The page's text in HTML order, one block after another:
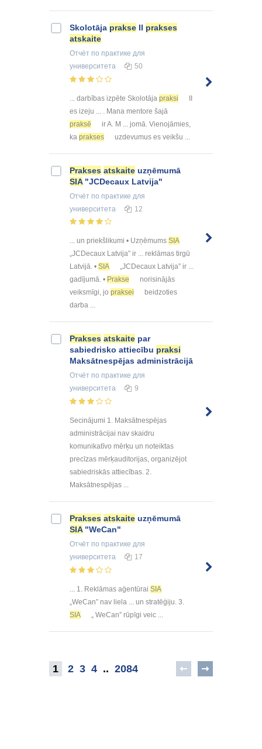
Skolotāja prakse II prakses
atskaite
Отчёт по практике для
университета
50
... darbības izpēte Skolotāja praksi
II
es izeju ... . Mana mentore šajā
praksē
ir A. M ... jomā. Vienojāmies,
ka prakses uzdevumus es veikšu ...
Prakses atskaite uzņēmumā
SIA"JCDecaux Latvija"
Отчёт по практике для
университета
12
... un priekšlikumi • Uzņēmums SIA
„JCDecaux Latvija” ir ... reklāmas tirgū
Latvijā. • SIA
„JCDecaux Latvija” ir ...
gadījumā. • Prakse
norisinājās
veiksmīgi, jo praksei
beidzoties
darba ...
Prakses atskaite par
sabiedrisko attiecību praksi
Maksātnespējas administrācijā
Отчёт по практике для
университета
9
Secinājumi 1. Maksātnespējas
administrācijai nav skaidru
komunikatīvo mērķu un noteiktas
precīzas mērķauditorijas, organizējot
sabiedriskās attiecības. 2.
Maksātnespējas ...
Prakses atskaite uzņēmumā
SIA"WeCan"
Отчёт по практике для
университета
17
... 1. Reklāmas aģentūrai SIA
„WeCan” nav liela ... un stratēģiju. 3.
SIA
„ WeCan” rūpīgi veic ...
1 2 3 4 .. 2084